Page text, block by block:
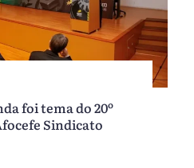
foi tema do 20º
Sindicato